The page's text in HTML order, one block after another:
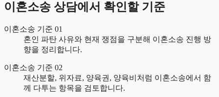
이혼소송 상담에서 확인할 기준
이혼소송 기준 01
혼인 파탄 사유와 현재 쟁점을 구분해 이혼소송 진행 방
향을 정리합니다.
이혼소송 기준 02
재산분할, 위자료, 양육권, 양육비처럼 이혼소송에서 함
께 다투는 항목을 검토합니다.